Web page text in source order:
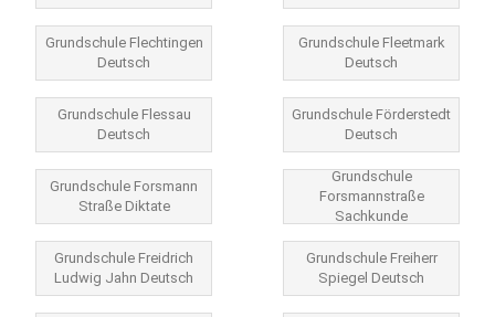
Grundschule Flechtingen
Deutsch
Grundschule Fleetmark
Deutsch
Grundschule Flessau
Deutsch
Grundschule Förderstedt
Deutsch
Grundschule Forsmann
Straße Diktate
Grundschule
Forsmannstraße
Sachkunde
Grundschule Freidrich
Ludwig Jahn Deutsch
Grundschule Freiherr
Spiegel Deutsch